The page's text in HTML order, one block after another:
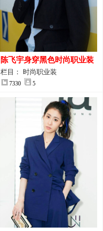
陈飞宇身穿黑色时尚职业装
图片
栏目： 时尚职业装
7330 5